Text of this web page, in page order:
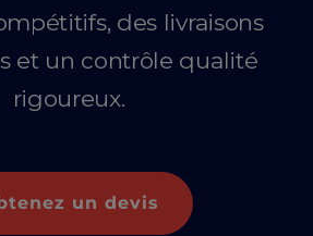
des livraisons
et un contrôle qualité
rigoureux.
un devis